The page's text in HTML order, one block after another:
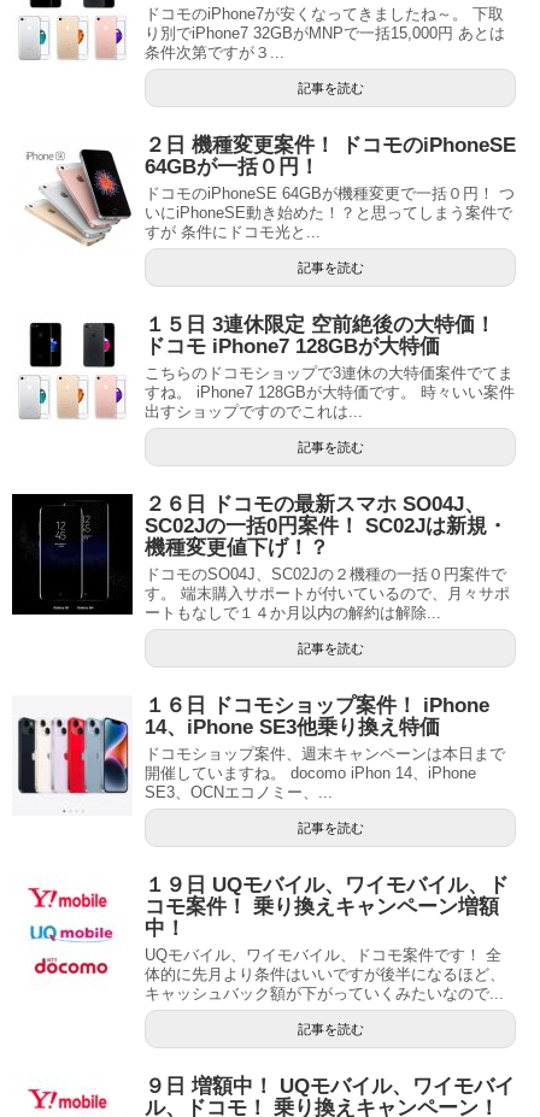
ドコモのiPhone7が安くなってきましたね～。 下取
り別でiPhone7 32GBがMNPで一括15,000円 あとは
条件次第ですが３...
記事を読む
２日 機種変更案件！ ドコモのiPhoneSE
64GBが一括０円！
ドコモのiPhoneSE 64GBが機種変更で一括０円！ つ
いにiPhoneSE動き始めた！？と思ってしまう案件で
すが 条件にドコモ光と...
記事を読む
１５日 3連休限定 空前絶後の大特価！
ドコモ iPhone7 128GBが大特価
こちらのドコモショップで3連休の大特価案件でてま
すね。 iPhone7 128GBが大特価です。 時々いい案件
出すショップですのでこれは...
記事を読む
２６日 ドコモの最新スマホ SO04J、
SC02Jの一括0円案件！ SC02Jは新規・
機種変更値下げ！？
ドコモのSO04J、SC02Jの２機種の一括０円案件で
す。 端末購入サポートが付いているので、月々サポ
ートもなしで１４か月以内の解約は解除...
記事を読む
１６日 ドコモショップ案件！ iPhone
14、iPhone SE3他乗り換え特価
ドコモショップ案件、週末キャンペーンは本日まで
開催していますね。 docomo iPhon 14、iPhone
SE3、OCNエコノミー、...
記事を読む
１９日 UQモバイル、ワイモバイル、ド
コモ案件！ 乗り換えキャンペーン増額
中！
UQモバイル、ワイモバイル、ドコモ案件です！ 全
体的に先月より条件はいいですが後半になるほど、
キャッシュバック額が下がっていくみたいなので...
記事を読む
９日 増額中！ UQモバイル、ワイモバイ
ル、ドコモ！ 乗り換えキャンペーン！